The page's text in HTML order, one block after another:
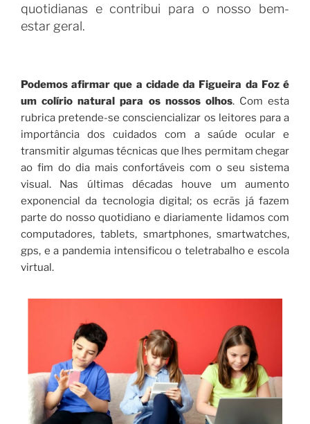
quotidianas e contribui para o nosso bem-
estar geral.
Podemos afirmar que a cidade da Figueira da Foz é
um colírio natural para os nossos olhos. Com esta
rubrica pretende-se consciencializar os leitores para a
importância dos cuidados com a saúde ocular e
transmitir algumas técnicas que lhes permitam chegar
ao fim do dia mais confortáveis com o seu sistema
visual. Nas últimas décadas houve um aumento
exponencial da tecnologia digital; os ecrãs já fazem
parte do nosso quotidiano e diariamente lidamos com
computadores, tablets, smartphones, smartwatches,
gps, e a pandemia intensificou o teletrabalho e escola
virtual.